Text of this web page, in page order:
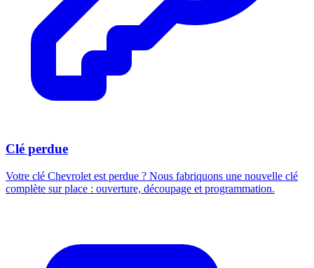
Clé perdue
Votre clé Chevrolet est perdue ? Nous fabriquons une nouvelle clé
complète sur place : ouverture, découpage et programmation.